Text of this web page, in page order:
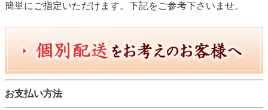
簡単にご指定いただけます。下記をご参考下さいませ。
お支払い方法